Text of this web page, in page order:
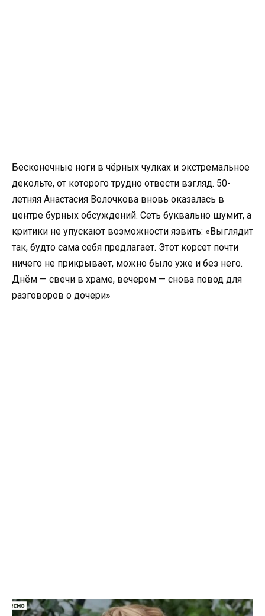
Бесконечные ноги в чёрных чулках и экстремальное
декольте, от которого трудно отвести взгляд. 50-
летняя Анастасия Волочкова вновь оказалась в
центре бурных обсуждений. Сеть буквально шумит, а
критики не упускают возможности язвить: «Выглядит
так, будто сама себя предлагает. Этот корсет почти
ничего не прикрывает, можно было уже и без него.
Днём — свечи в храме, вечером — снова повод для
разговоров о дочери»